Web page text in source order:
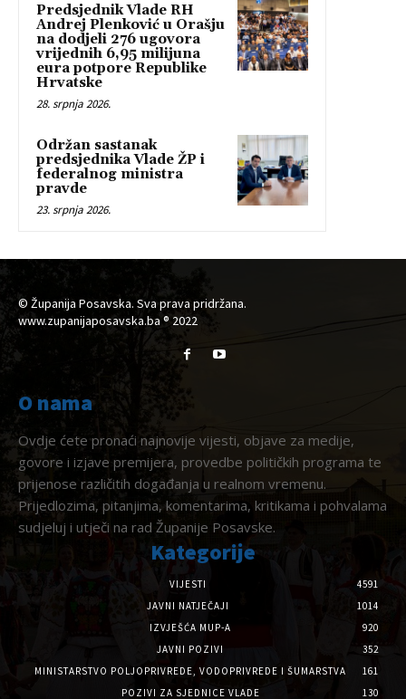
Predsjednik Vlade RH
Andrej Plenković u Orašju
na dodjeli 276 ugovora
vrijednih 6,95 milijuna
eura potpore Republike
Hrvatske
28. srpnja 2026.
Održan sastanak
predsjednika Vlade ŽP i
federalnog ministra
pravde
23. srpnja 2026.
© Županija Posavska. Sva prava pridržana.
www.zupanijaposavska.ba ® 2022
O nama
Ovdje ćete pronaći najnovije vijesti, objave za medije,
govore i izjave premijera, provedbe političkih programa te
prijenose različitih događanja u realnom vremenu.
Prijedlozima, pitanjima, komentarima, kritikama i pohvalama
sudjeluj i utječi na rad Županije Posavske.
Kategorije
VIJESTI
4591
JAVNI NATJEČAJI
1014
IZVJEŠĆA MUP-A
920
JAVNI POZIVI
352
MINISTARSTVO POLJOPRIVREDE, VODOPRIVREDE I ŠUMARSTVA
161
POZIVI ZA SJEDNICE VLADE
130